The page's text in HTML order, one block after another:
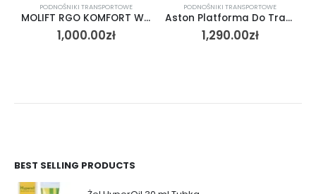
PODNOŚNIKI TRANSPORTOWE
MOLIFT RGO KOMFORT WYSOKIE PLECY SIATKA – uniwersalna podwieszka z wysokim podparciem pleców
1,000.00zł
PODNOŚNIKI TRANSPORTOWE
Aston Platforma Do Transportu Pacjenta Turnax
1,290.00zł
BEST SELLING PRODUCTS